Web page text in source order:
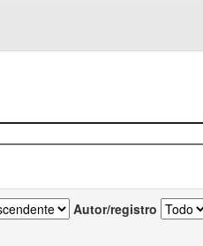
Autor/registro